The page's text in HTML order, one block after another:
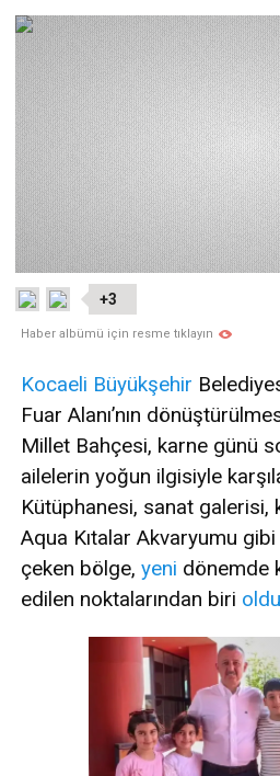
+3
Haber albümü için resme tıklayın
Kocaeli Büyükşehir
Fuar Alanı’nın
Millet Bahçesi, karne günü
ailelerin yoğun ilgisiyle
Kütüphanesi, sanat galerisi,
Aqua Kıtalar Akvaryumu
çeken bölge, yeni dönemde
edilen noktalarından biri oldu